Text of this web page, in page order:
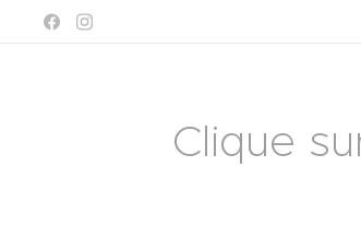
Clique